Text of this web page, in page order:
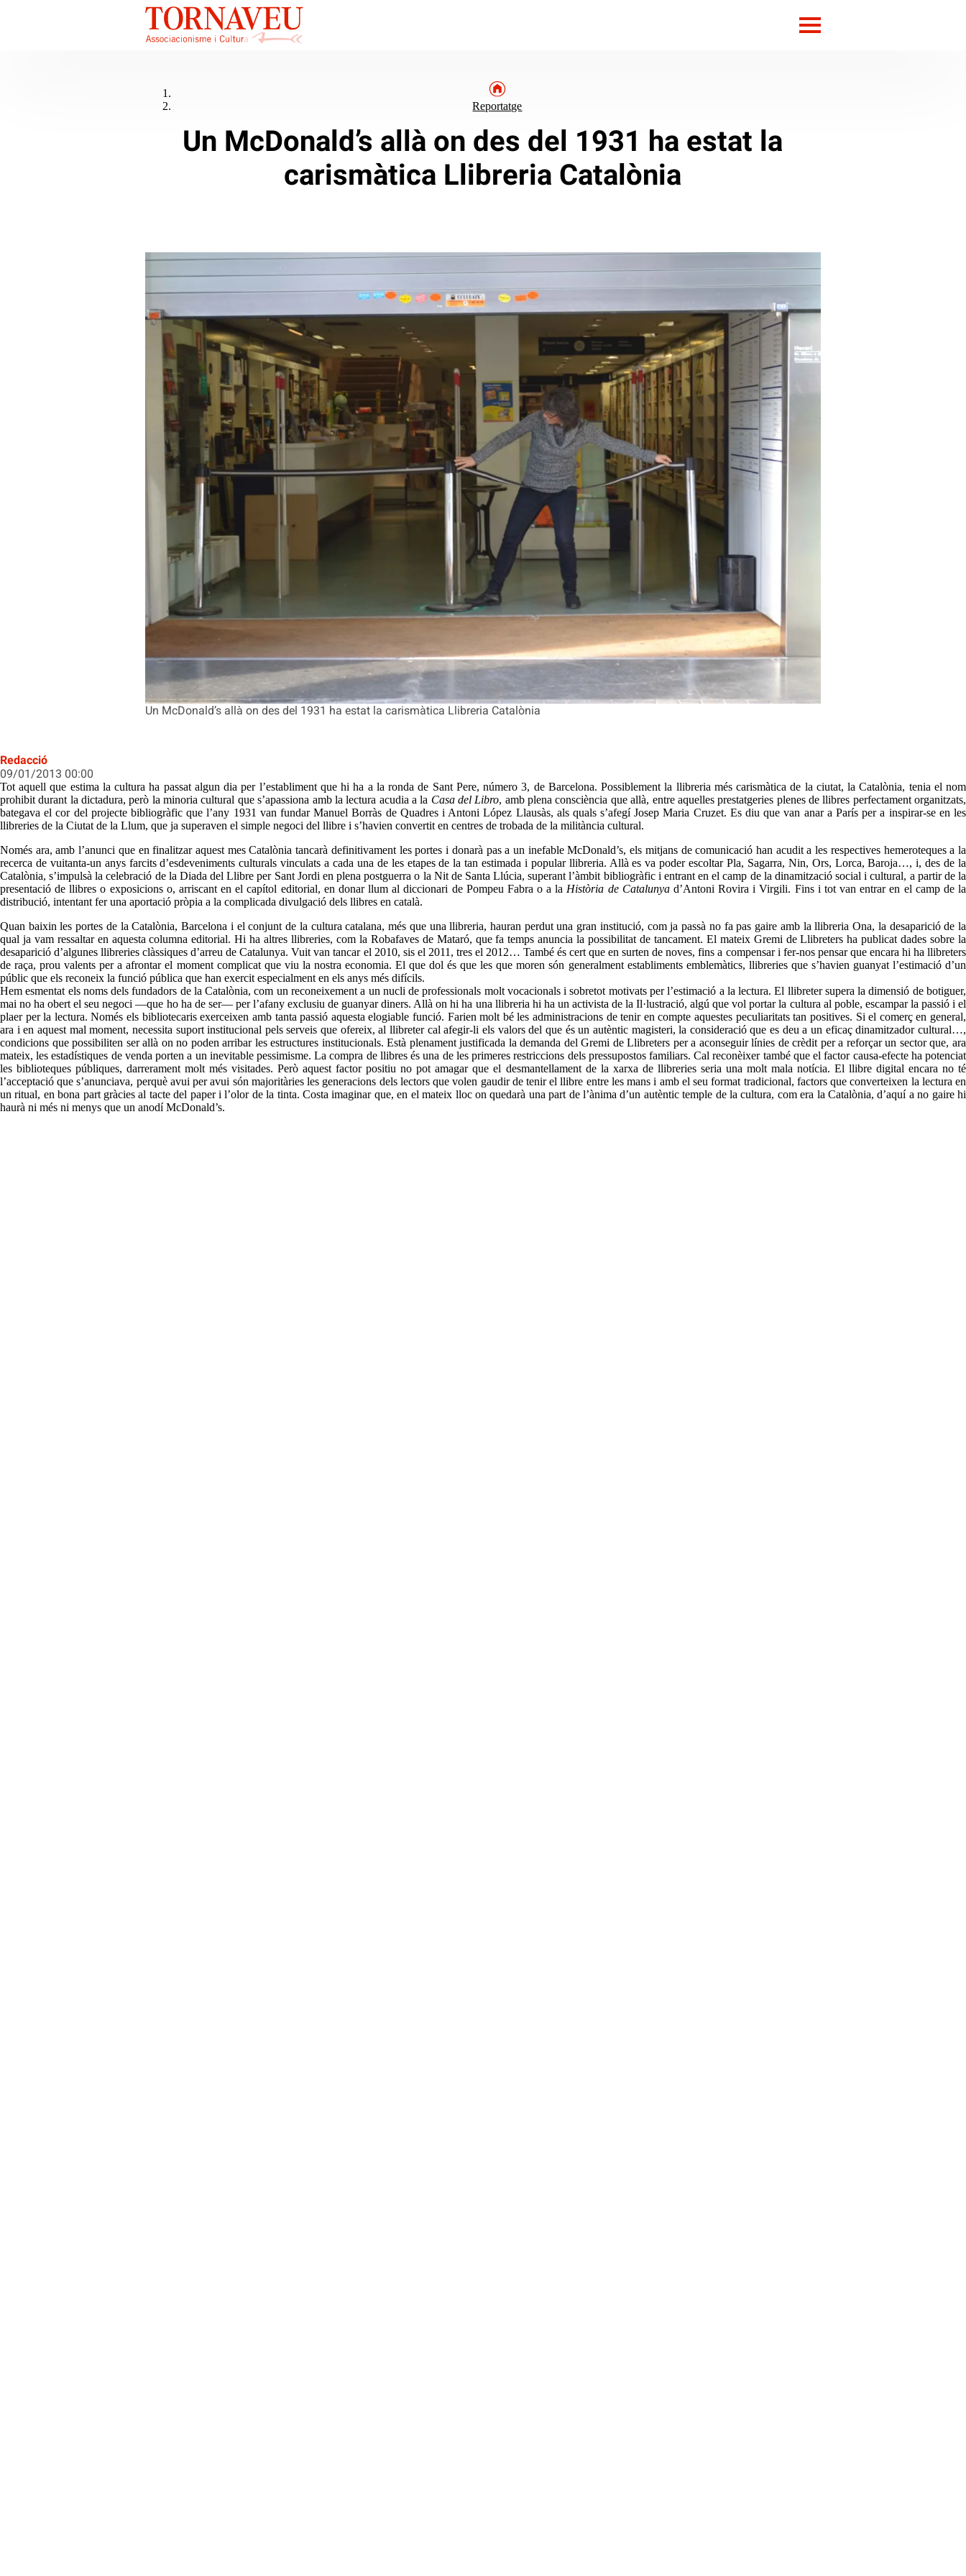
Un McDonald’s allà on des del 1931 ha estat la carismàtica Llibreria Catalònia
Reportatge
Un McDonald’s allà on des del 1931 ha estat la
carismàtica Llibreria Catalònia
Redacció
09/01/2013 00:00
Tot aquell que estima la cultura ha passat algun dia per l’establiment que hi ha a la ronda de Sant Pere, número 3, de Barcelona. Possiblement la llibreria més carismàtica de la ciutat, la Catalònia, tenia el nom
prohibit durant la dictadura, però la minoria cultural que s’apassiona amb la lectura acudia a la Casa del Libro, amb plena consciència que allà, entre aquelles prestatgeries plenes de llibres perfectament organitzats,
bategava el cor del projecte bibliogràfic que l’any 1931 van fundar Manuel Borràs de Quadres i Antoni López Llausàs, als quals s’afegí Josep Maria Cruzet. Es diu que van anar a París per a inspirar-se en les
llibreries de la Ciutat de la Llum, que ja superaven el simple negoci del llibre i s’havien convertit en centres de trobada de la militància cultural.
Només ara, amb l’anunci que en finalitzar aquest mes Catalònia tancarà definitivament les portes i donarà pas a un inefable McDonald’s, els mitjans de comunicació han acudit a les respectives hemeroteques a la
recerca de vuitanta-un anys farcits d’esdeveniments culturals vinculats a cada una de les etapes de la tan estimada i popular llibreria. Allà es va poder escoltar Pla, Sagarra, Nin, Ors, Lorca, Baroja…, i, des de la
Catalònia, s’impulsà la celebració de la Diada del Llibre per Sant Jordi en plena postguerra o la Nit de Santa Llúcia, superant l’àmbit bibliogràfic i entrant en el camp de la dinamització social i cultural, a partir de la
presentació de llibres o exposicions o, arriscant en el capítol editorial, en donar llum al diccionari de Pompeu Fabra o a la Història de Catalunyad’Antoni Rovira i Virgili. Fins i tot van entrar en el camp de la
distribució, intentant fer una aportació pròpia a la complicada divulgació dels llibres en català.
Quan baixin les portes de la Catalònia, Barcelona i el conjunt de la cultura catalana, més que una llibreria, hauran perdut una gran institució, com ja passà no fa pas gaire amb la llibreria Ona, la desaparició de la
qual ja vam ressaltar en aquesta columna editorial. Hi ha altres llibreries, com la Robafaves de Mataró, que fa temps anuncia la possibilitat de tancament. El mateix Gremi de Llibreters ha publicat dades sobre la
desaparició d’algunes llibreries clàssiques d’arreu de Catalunya. Vuit van tancar el 2010, sis el 2011, tres el 2012… També és cert que en surten de noves, fins a compensar i fer-nos pensar que encara hi ha llibreters
de raça, prou valents per a afrontar el moment complicat que viu la nostra economia. El que dol és que les que moren són generalment establiments emblemàtics, llibreries que s’havien guanyat l’estimació d’un
públic que els reconeix la funció pública que han exercit especialment en els anys més difícils.
Hem esmentat els noms dels fundadors de la Catalònia, com un reconeixement a un nucli de professionals molt vocacionals i sobretot motivats per l’estimació a la lectura. El llibreter supera la dimensió de botiguer,
mai no ha obert el seu negoci —que ho ha de ser— per l’afany exclusiu de guanyar diners. Allà on hi ha una llibreria hi ha un activista de la Il·lustració, algú que vol portar la cultura al poble, escampar la passió i el
plaer per la lectura. Només els bibliotecaris exerceixen amb tanta passió aquesta elogiable funció. Farien molt bé les administracions de tenir en compte aquestes peculiaritats tan positives. Si el comerç en general,
ara i en aquest mal moment, necessita suport institucional pels serveis que ofereix, al llibreter cal afegir-li els valors del que és un autèntic magisteri, la consideració que es deu a un eficaç dinamitzador cultural…,
condicions que possibiliten ser allà on no poden arribar les estructures institucionals. Està plenament justificada la demanda del Gremi de Llibreters per a aconseguir línies de crèdit per a reforçar un sector que, ara
mateix, les estadístiques de venda porten a un inevitable pessimisme. La compra de llibres és una de les primeres restriccions dels pressupostos familiars. Cal reconèixer també que el factor causa-efecte ha potenciat
les biblioteques públiques, darrerament molt més visitades. Però aquest factor positiu no pot amagar que el desmantellament de la xarxa de llibreries seria una molt mala notícia. El llibre digital encara no té
l’acceptació que s’anunciava, perquè avui per avui són majoritàries les generacions dels lectors que volen gaudir de tenir el llibre entre les mans i amb el seu format tradicional, factors que converteixen la lectura en
un ritual, en bona part gràcies al tacte del paper i l’olor de la tinta. Costa imaginar que, en el mateix lloc on quedarà una part de l’ànima d’un autèntic temple de la cultura, com era la Catalònia, d’aquí a no gaire hi
haurà ni més ni menys que un anodí McDonald’s.